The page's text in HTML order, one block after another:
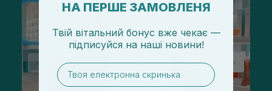
НА ПЕРШЕ ЗАМОВЛЕНЯ
Твій вітальний бонус вже чекає —
підписуйся на наші новини!
email